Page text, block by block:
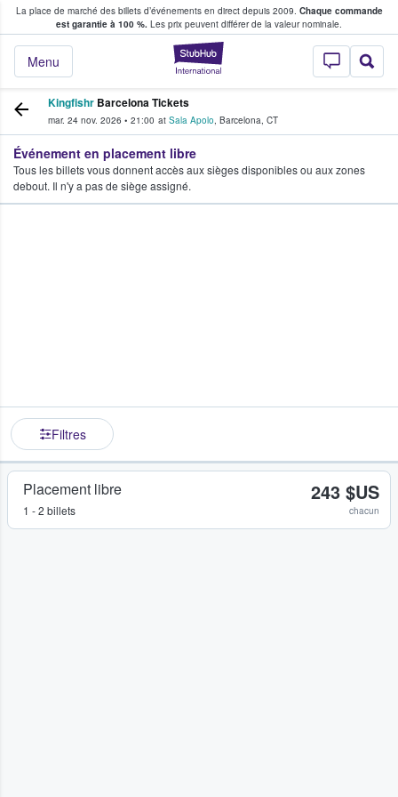
La place de marché des billets d’événements en direct depuis 2009. Chaque commande
est garantie à 100 %. Les prix peuvent différer de la valeur nominale.
StubHub - Où
Menu
fans achètent et vendent des billets
Kingfishr Barcelona Tickets
mar. 24 nov. 2026 • 21:00 at Sala Apolo, Barcelona, CT
Événement en placement libre
Tous les billets vous donnent accès aux sièges disponibles ou aux zones
debout. Il n'y a pas de siège assigné.
Filtres
Placement libre
1 - 2 billets
243 $US
chacun